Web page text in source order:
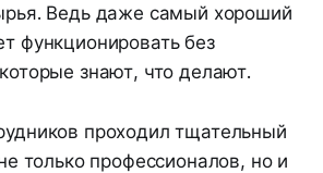
Ведь даже самый хороший
функционировать без
знают, что делают.
проходил тщательный
только профессионалов, но и